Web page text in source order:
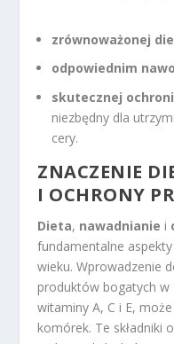
zrównoważonej
odpowiednim
skutecznej
niezbędny dla
cery.
ZNACZENIE
I OCHRONY
Dieta, nawadnianie i
fundamentalne
wieku. Wprowadzenie
produktów bogatych w
witaminy A, C i E,
komórek. Te składniki